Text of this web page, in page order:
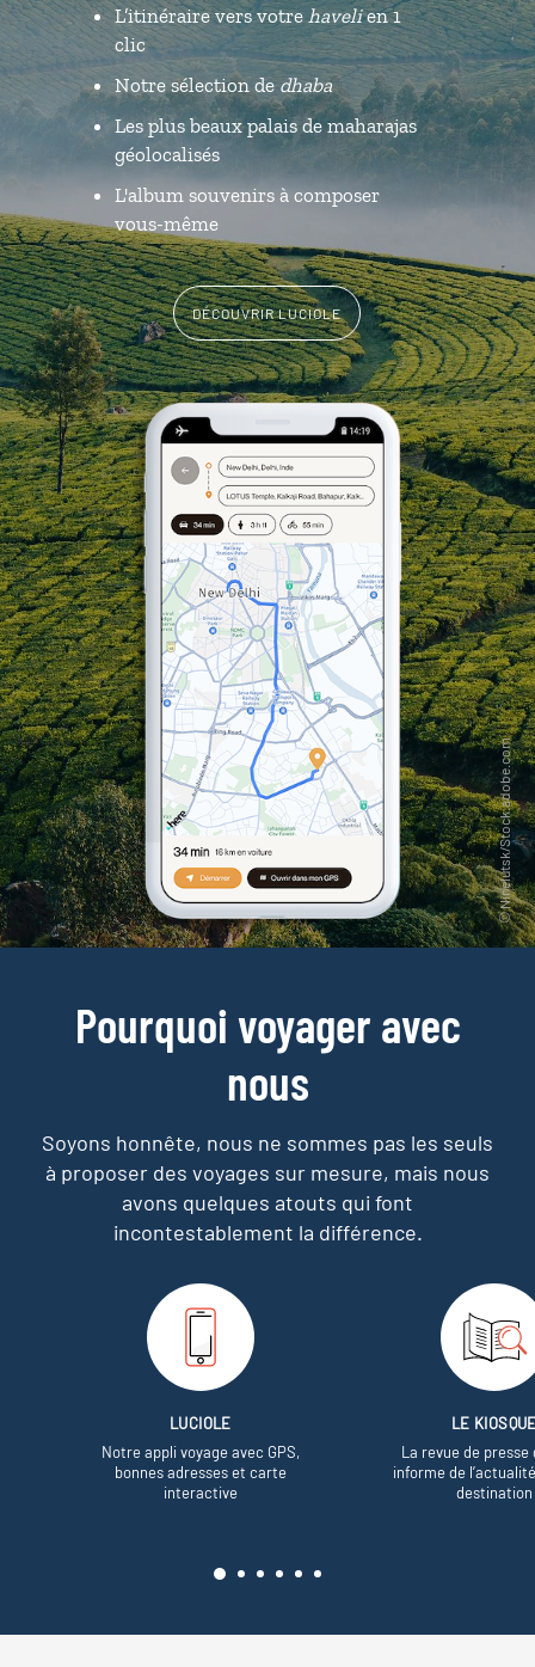
L’itinéraire vers votre havelien 1
clic
Notre sélection de dhaba
Les plus beaux palais de maharajas
géolocalisés
L'album souvenirs à composer
vous-même
DÉCOUVRIR LUCIOLE
Pourquoi voyager avec
nous
Soyons honnête, nous ne sommes pas les seuls
à proposer des voyages sur mesure, mais nous
avons quelques atouts qui font
incontestablement la différence.
LUCIOLE
Notre appli voyage avec GPS,
bonnes adresses et carte
interactive
LE
La revue de presse
informe de
destination